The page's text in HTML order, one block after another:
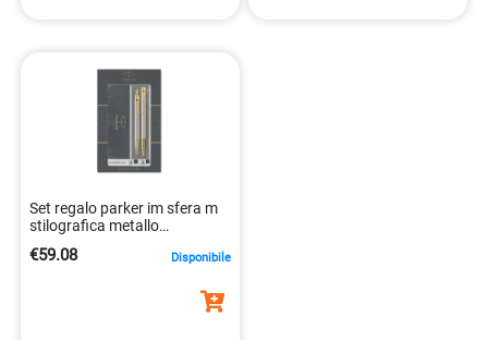
Set regalo parker im sfera m
stilografica metallo
€59.08 Disponibile